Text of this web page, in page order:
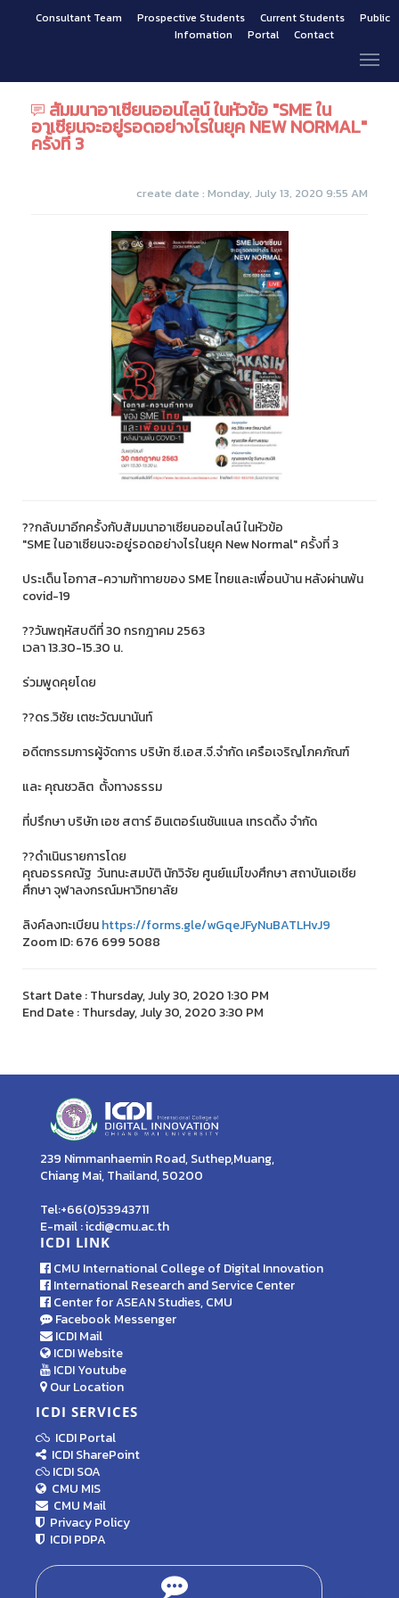
Consultant Team Prospective Students Current Students
Public
Infomation
Portal Contact
สัมมนาอาเซียนออนไลน์ ในหัวข้อ "SME ใน
อาเซียนจะอยู่รอดอย่างไรในยุค NEW NORMAL"
ครั้งที่ 3
create date : Monday, July 13, 2020 9:55 AM
??กลับมาอีกครั้งกับสัมมนาอาเซียนออนไลน์ ในหัวข้อ
"SME ในอาเซียนจะอยู่รอดอย่างไรในยุค New Normal" ครั้งที่ 3
ประเด็น โอกาส-ความท้าทายของ SME ไทยและเพื่อนบ้าน หลังผ่านพ้น
covid-19
??วันพฤหัสบดีที่ 30 กรกฎาคม 2563
เวลา 13.30-15.30 น.
ร่วมพูดคุยโดย
??ดร.วิชัย เตชะวัฒนานันท์
อดีตกรรมการผู้จัดการ บริษัท ซี.เอส.จี.จำกัด เครือเจริญโภคภัณฑ์
และ คุณชวลิต ตั้งทางธรรม
ที่ปรึกษา บริษัท เอซ สตาร์ อินเตอร์เนชันแนล เทรดดิ้ง จำกัด
??ดำเนินรายการโดย
คุณอรรคณัฐ วันทนะสมบัติ นักวิจัย ศูนย์แม่โขงศึกษา สถาบันเอเชีย
ศึกษา จุฬาลงกรณ์มหาวิทยาลัย
ลิงค์ลงทะเบียนhttps://forms.gle/wGqeJFyNuBATLHvJ9
Zoom ID: 676 699 5088
Start Date : Thursday, July 30, 2020 1:30 PM
End Date : Thursday, July 30, 2020 3:30 PM
239 Nimmanhaemin Road, Suthep,Muang,
Chiang Mai, Thailand, 50200
Tel:+66(0)53943711
E-mail : icdi@cmu.ac.th
ICDI LINK
CMU International College of Digital Innovation
International Research and Service Center
Center for ASEAN Studies, CMU
Facebook Messenger
ICDI Mail
ICDI Website
ICDI Youtube
Our Location
ICDI SERVICES
ICDI Portal
ICDI SharePoint
ICDI SOA
CMU MIS
CMU Mail
Privacy Policy
ICDI PDPA